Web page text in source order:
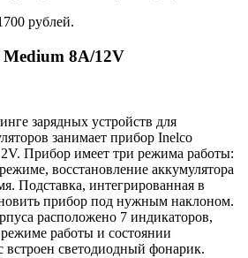
рублей.
Medium 8A/12V
зарядных устройств для
занимает прибор Inelco
Прибор имеет три режима работы:
восстановление аккумулятора
Подставка, интегрированная в
прибор под нужным наклоном.
расположено 7 индикаторов,
работы и состоянии
встроен светодиодный фонарик.